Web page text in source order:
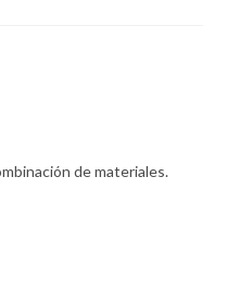
de materiales.